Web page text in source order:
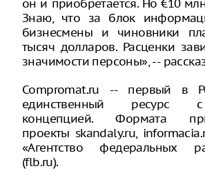
он и приобретается. Но €10
Знаю, что за блок
бизнесмены и чиновники
тысяч долларов. Расценки
значимости персоны», --
Compromat.ru -- первый в
единственный ресурс
концепцией. Формата
проекты skandaly.ru,
«Агентство федеральных
(flb.ru).